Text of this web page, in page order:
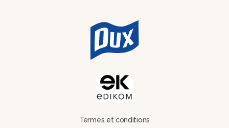
Termes et conditions